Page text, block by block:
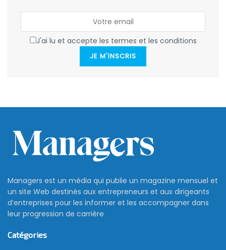
J'ai lu et accepte les termes et les conditions
JE M'INSCRIS
Managers est un média qui publie un magazine mensuel et
un site Web destinés aux entrepreneurs et aux dirigeants
d’entreprises pour les informer et les accompagner dans
leur progression de carrière
Catégories